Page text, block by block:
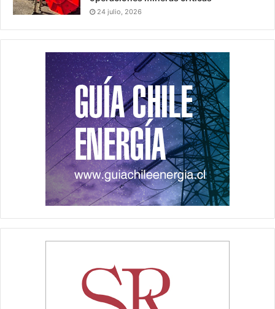
24 julio, 2026